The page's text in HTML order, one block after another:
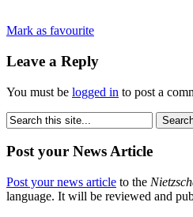
Mark as favourite
Leave a Reply
You must be logged in to post a
Post your News Article
Post your news article to the
language. It will be reviewed and